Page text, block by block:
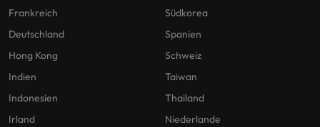
Frankreich
Deutschland
Hong Kong
Indien
Indonesien
Irland
Südkorea
Spanien
Schweiz
Taiwan
Thailand
Niederlande